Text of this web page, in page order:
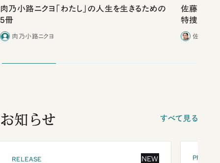
肉乃小路ニクヨ「わたし」の人生を生きるための
5冊
肉乃小路ニクヨ
佐藤優vs
特捜取調
合ったこと
佐藤優
お知らせ すべて見る
RELEASE NEW